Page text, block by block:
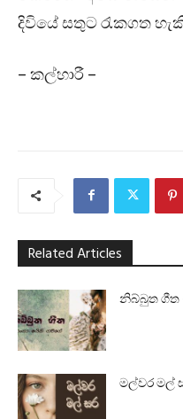
දිවියේ සතුට රැකගත
– කල්හාරී –
Related Articles
නිබ්බුත ගීත
මල්වර මල්